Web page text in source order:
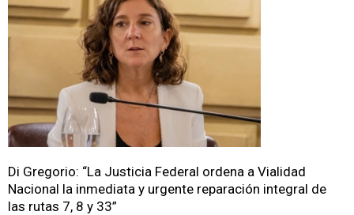
Di Gregorio: “La Justicia Federal ordena a Vialidad
Nacional la inmediata y urgente reparación integral de
las rutas 7, 8 y 33”